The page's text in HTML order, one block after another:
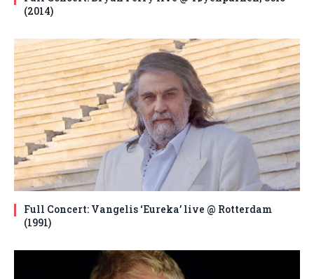
(2014)
Full Concert: Vangelis ‘Eureka’ live @ Rotterdam
(1991)